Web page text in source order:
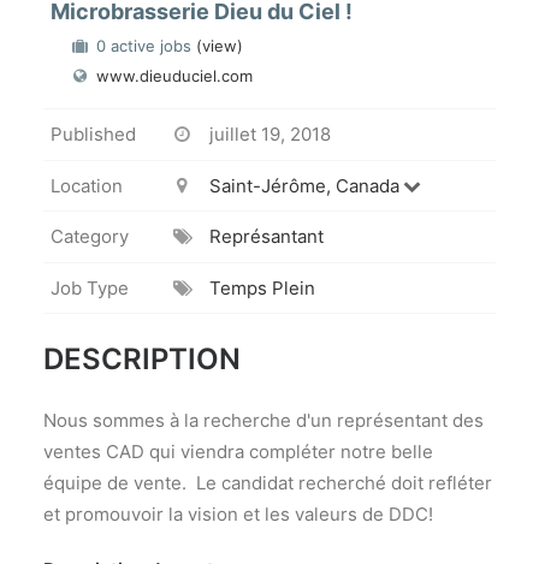
Microbrasserie Dieu du Ciel !
0 active jobs (view)
www.dieuduciel.com
Published juillet 19, 2018
Location Saint-Jérôme, Canada
Category Représantant
Job Type Temps Plein
DESCRIPTION
Nous sommes à la recherche d'un représentant des
ventes CAD qui viendra compléter notre belle
équipe de vente. Le candidat recherché doit refléter
et promouvoir la vision et les valeurs de DDC!